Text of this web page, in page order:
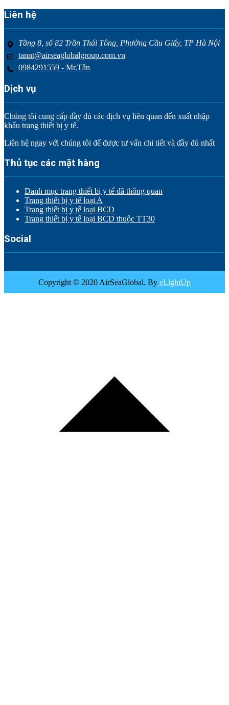
Liên hệ
Tầng 8, số 82 Trần Thái Tông, Phường Cầu Giấy, TP Hà Nội
tannt@airseaglobalgroup.com.vn
0984291559 - Mr.Tân
Dịch vụ
Chúng tôi cung cấp đầy đủ các dịch vụ liên quan đến xuất nhập
khẩu trang thiết bị y tế.
Liên hệ ngay với chúng tôi để được tư vấn chi tiết và đầy đủ nhất
Thủ tục các mặt hàng
Danh mục trang thiết bị y tế đã thông quan
Trang thiết bị y tế loại A
Trang thiết bị y tế loại BCD
Trang thiết bị y tế loại BCD thuộc TT30
Social
Copyright © 2020 AirSeaGlobal. By eLightUp